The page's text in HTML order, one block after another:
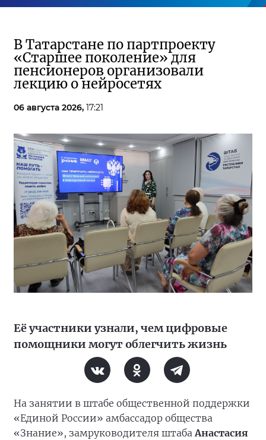
В Татарстане по партпроекту
«Старшее поколение» для
пенсионеров организовали
лекцию о нейросетях
06 августа 2026, 17:21
Её участники узнали, чем цифровые
помощники могут облегчить жизнь
На занятии в штабе общественной поддержки
«Единой России» амбассадор общества
«Знание», замруководителя штабаАнастасия